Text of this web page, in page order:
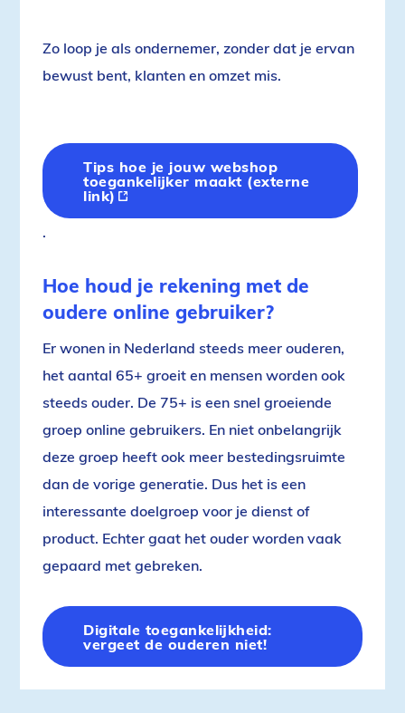
Zo loop je als ondernemer, zonder dat je ervan
bewust bent, klanten en omzet mis.
Tips hoe je jouw webshop
toegankelijker maakt (externe
link) (externe
.
Hoe houd je rekening met de
oudere online gebruiker?
Er wonen in Nederland steeds meer ouderen,
het aantal 65+ groeit en mensen worden ook
steeds ouder. De 75+ is een snel groeiende
groep online gebruikers. En niet onbelangrijk
deze groep heeft ook meer bestedingsruimte
dan de vorige generatie. Dus het is een
interessante doelgroep voor je dienst of
product. Echter gaat het ouder worden vaak
gepaard met gebreken.
Digitale toegankelijkheid:
vergeet de ouderen niet!